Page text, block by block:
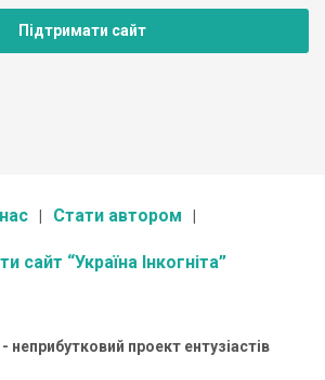
Підтримати сайт
Стати автором
сайт “Україна Інкогніта”
- неприбутковий проект ентузіастів